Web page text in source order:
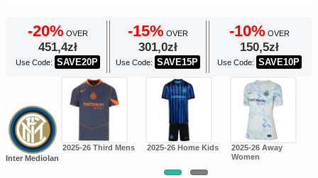
-20% OVER
451,4zł
Use Code: SAVE20P
-15% OVER
301,0zł
Use Code: SAVE15P
-10% OVER
150,5zł
Use Code: SAVE10P
Inter Mediolan
Away Mens 2025-26 Third Mens 2025-26 Home Kids
2025-26 Away
Women